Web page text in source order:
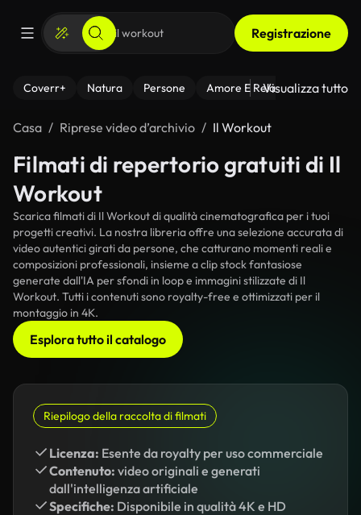
Registrazione
Coverr+ Natura Persone Amore E Relazioni Il
Visualizza tutto
Casa Riprese video d’archivio Il Workout
Filmati di repertorio gratuiti di Il
Workout
Scarica filmati di Il Workout di qualità cinematografica per i tuoi
progetti creativi. La nostra libreria offre una selezione accurata di
video autentici girati da persone, che catturano momenti reali e
composizioni professionali, insieme a clip stock fantasiose
generate dall'IA per sfondi in loop e immagini stilizzate di Il
Workout. Tutti i contenuti sono royalty-free e ottimizzati per il
montaggio in 4K.
Esplora tutto il catalogo
Riepilogo della raccolta di filmati
Licenza: Esente da royalty per uso commerciale
Contenuto: video originali e generati
dall'intelligenza artificiale
Specifiche: Disponibile in qualità 4K e HD